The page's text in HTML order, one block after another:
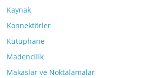
Kaynak
Konnektörler
Kütüphane
Madencilik
Makaslar ve Noktalamalar